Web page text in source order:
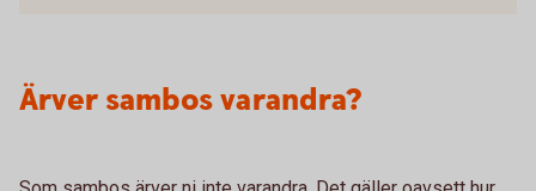
Ärver sambos varandra?